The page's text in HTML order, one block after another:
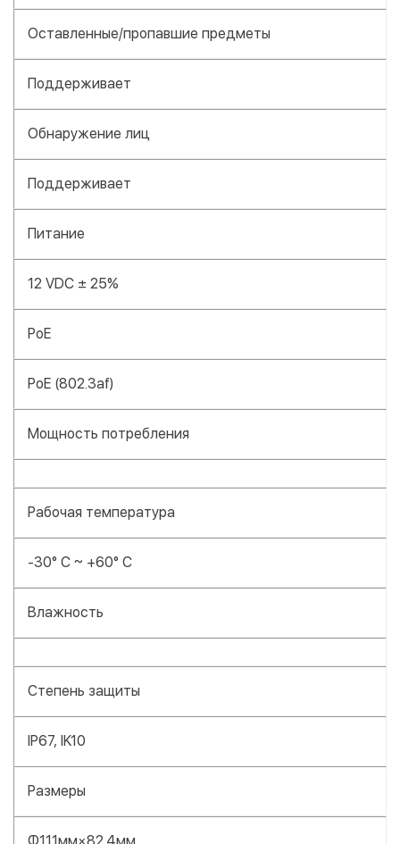
Оставленные/пропавшие предметы
Поддерживает
Обнаружение лиц
Поддерживает
Питание
12 VDC ± 25%
PoE
PoE (802.3af)
Мощность потребления
Рабочая температура
-30° C ~ +60° C
Влажность
Степень защиты
IP67, IK10
Размеры